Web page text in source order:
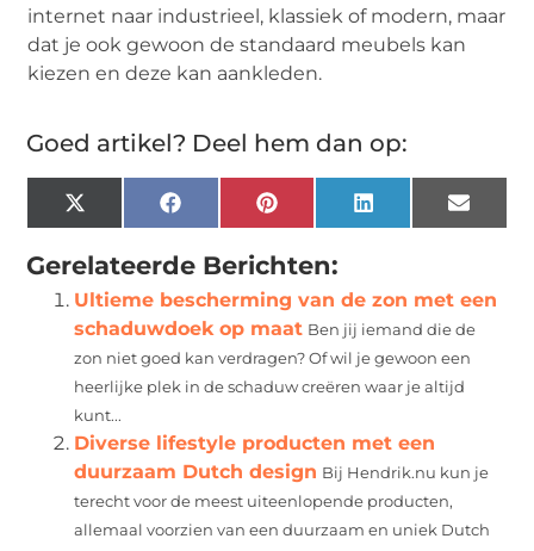
internet naar industrieel, klassiek of modern, maar
dat je ook gewoon de standaard meubels kan
kiezen en deze kan aankleden.
Goed artikel? Deel hem dan op:
X
(Twitter)
FacebookPinterest LinkedIn Email
Gerelateerde Berichten:
Ultieme bescherming van de zon met een
schaduwdoek op maat Ben jij iemand die de
zon niet goed kan verdragen? Of wil je gewoon een
heerlijke plek in de schaduw creëren waar je altijd
kunt...
Diverse lifestyle producten met een
duurzaam Dutch design Bij Hendrik.nu kun je
terecht voor de meest uiteenlopende producten,
allemaal voorzien van een duurzaam en uniek Dutch